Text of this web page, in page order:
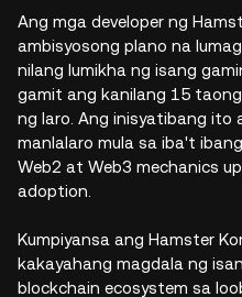
Ang mga developer ng
ambisyosong plano na
nilang lumikha ng isang
gamit ang kanilang 15
ng laro. Ang inisyatibang ito
manlalaro mula sa iba't
Web2 at Web3 mechanics
adoption.
Kumpiyansa ang Hamster
kakayahang magdala ng
blockchain ecosystem sa